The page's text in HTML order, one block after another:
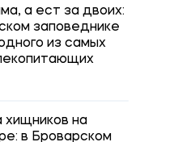
а ест за двоих:
заповеднике
из самых
на
в Броварском